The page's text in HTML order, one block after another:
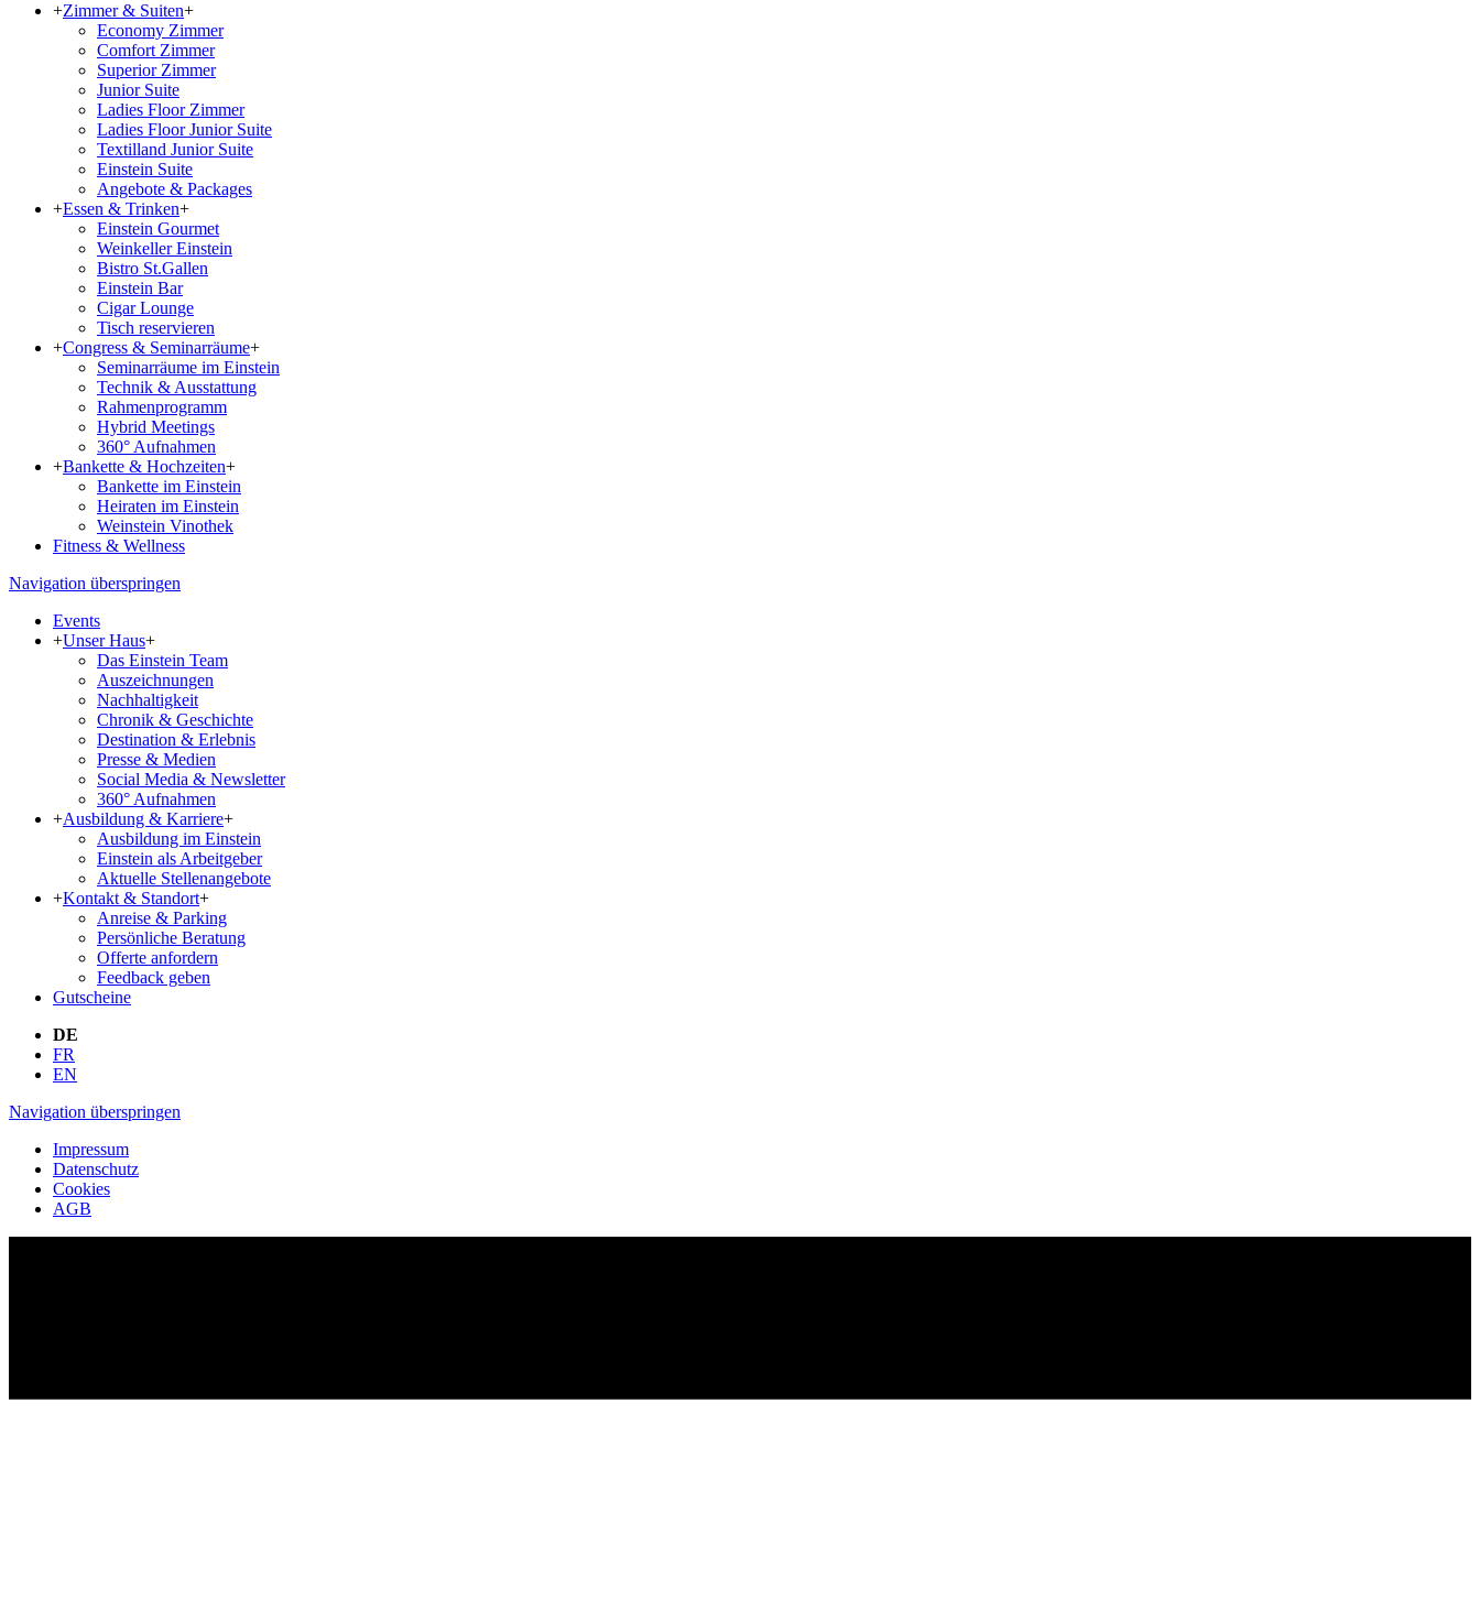
+Zimmer & Suiten+
Economy Zimmer
Comfort Zimmer
Superior Zimmer
Junior Suite
Ladies Floor Zimmer
Ladies Floor Junior Suite
Textilland Junior Suite
Einstein Suite
Angebote & Packages
+Essen & Trinken+
Einstein Gourmet
Weinkeller Einstein
Bistro St.Gallen
Einstein Bar
Cigar Lounge
Tisch reservieren
+Congress & Seminarräume+
Seminarräume im Einstein
Technik & Ausstattung
Rahmenprogramm
Hybrid Meetings
360° Aufnahmen
+Bankette & Hochzeiten+
Bankette im Einstein
Heiraten im Einstein
Weinstein Vinothek
Fitness & Wellness
Navigation überspringen
Events
+Unser Haus+
Das Einstein Team
Aus­zeich­nun­gen
Nachhaltigkeit
Chronik & Geschichte
Destination & Erlebnis
Presse & Medien
Social Media & Newsletter
360° Aufnahmen
+Ausbildung & Karriere+
Ausbildung im Einstein
Einstein als Arbeitgeber
Aktuelle Stellenangebote
+Kontakt & Standort+
Anreise & Parking
Persönliche Beratung
Offerte anfordern
Feedback geben
Gutscheine
DE
FR
EN
Navigation überspringen
Impressum
Datenschutz
Cookies
AGB